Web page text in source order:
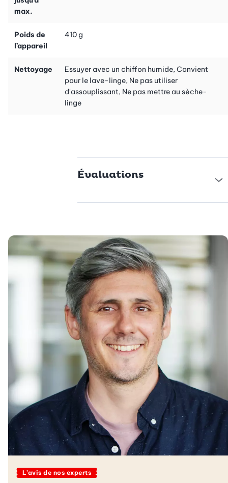
max.
Poids de
l’appareil
410 g
Nettoyage
Essuyer avec un chiffon humide, Convient
pour le lave-linge, Ne pas utiliser
d'assouplissant, Ne pas mettre au sèche-
linge
Évaluations
L’avis de nos experts